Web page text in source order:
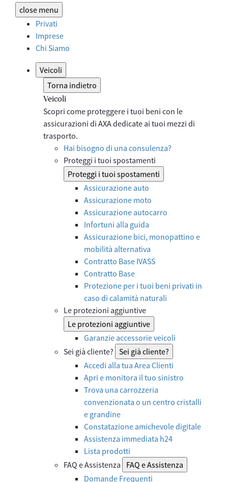
close menu
Privati
Imprese
Chi Siamo
Veicoli
Torna indietro
Veicoli
Scopri come proteggere i tuoi beni con le
assicurazioni di AXA dedicate ai tuoi mezzi di
trasporto.
Hai bisogno di una consulenza?
Proteggi i tuoi spostamenti
Proteggi i tuoi spostamenti
Assicurazione auto
Assicurazione moto
Assicurazione autocarro
Infortuni alla guida
Assicurazione bici, monopattino e
mobilità alternativa
Contratto Base IVASS
Contratto Base
Protezione per i tuoi beni privati in
caso di calamità naturali
Le protezioni aggiuntive
Le protezioni aggiuntive
Garanzie accessorie veicoli
Sei già cliente? Sei già cliente?
Accedi alla tua Area Clienti
Apri e monitora il tuo sinistro
Trova una carrozzeria
convenzionata o un centro cristalli
e grandine
Constatazione amichevole digitale
Assistenza immediata h24
Lista prodotti
FAQ e Assistenza
FAQ e Assistenza
Domande Frequenti